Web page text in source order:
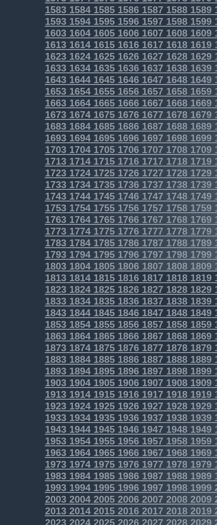
1583158415851586158715881589
1593159415951596159715981599
1603160416051606160716081609
1613161416151616161716181619
1623162416251626162716281629
1633163416351636163716381639
1643164416451646164716481649
1653165416551656165716581659
1663166416651666166716681669
1673167416751676167716781679
1683168416851686168716881689
16931694169516961697 16981699
17031704170517061707 17081709
1713171417151716171717181719
17231724172517261727 17281729
17331734173517361737 17381739
17431744174517461747 17481749
17531754175517561757 17581759
17631764176517661767 17681769
17731774177517761777 17781779
17831784178517861787 17881789
17931794179517961797 17981799
18031804180518061807 18081809
1813181418151816181718181819
1823182418251826182718281829
1833183418351836183718381839
1843184418451846184718481849
1853185418551856185718581859
1863186418651866186718681869
1873187418751876187718781879
1883188418851886188718881889
1893189418951896189718981899
1903190419051906190719081909
1913191419151916191719181919
1923192419251926192719281929
1933193419351936193719381939
1943194419451946194719481949
1953195419551956195719581959
1963196419651966196719681969
19731974197519761977 19781979
19831984198519861987 19881989
19931994199519961997 19981999
20032004200520062007 20082009
20132014201520162017 20182019
2023202420252026202720282029